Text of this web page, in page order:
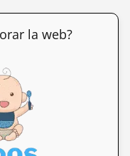
la web?